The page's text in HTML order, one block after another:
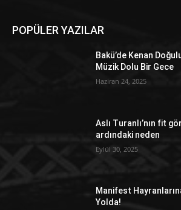
POPÜLER YAZILAR
Bakü’de Kenan
Müzik Dolu Bir Gece
Haziran 24, 2025
Aslı Turanlı’nın fit
ardındaki neden
Eylül 30, 2025
Manifest
Yolda!